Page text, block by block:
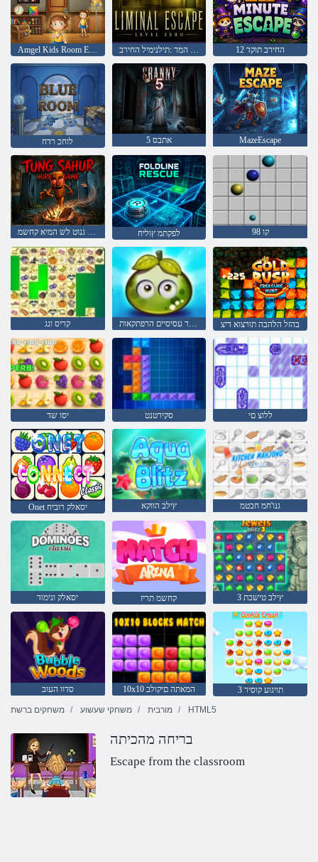
Amgel Kids Room Escape 416 ספא המר :תילנימיל החירב החירב תוקד 12
לוחכ רדח 5 אתבס MazeEscape
רוחאס גנוט לש המיא קחשמ לפקתמ ץוליח קו 98
קריס ונג פירות יער עסיסיים הרפתקאות בהזל הלהבה תורצוא דיצ
יסו שד סקירטנט ללוצ םי
Onet יסאלק רוביח ץילב הווקא גנו'חמ חבטמ
יסאלק ונימוד קחשמ תריז 3 ץילב טישכת
סדוו העוב 10x10 המאתה םיקולב
3 תויגוע קוסיר
משחקים ברשת
משחקי שעשוע מורבית HTML5
בריחה מהכיתה
Escape from the classroom